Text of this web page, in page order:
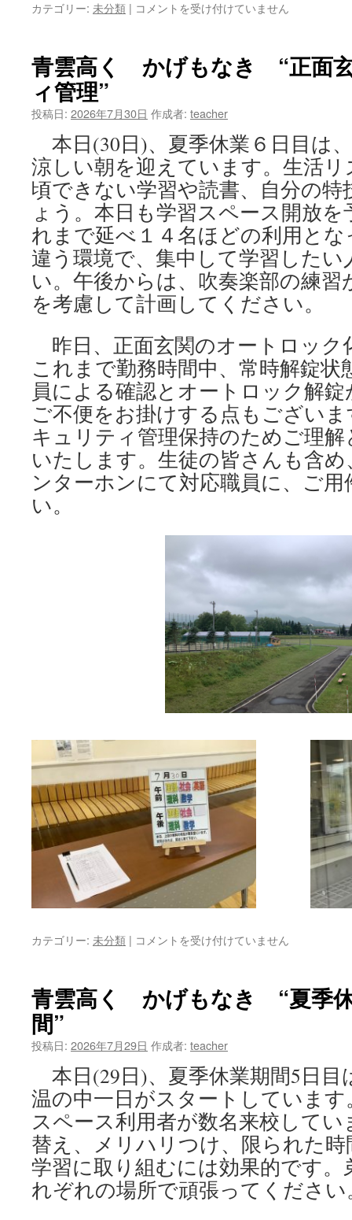
カテゴリー: 未分類 | 弟
子
究
３
年：
海
外
か
ら
の
旅
者
向
け
観
光
案
内
は
コメントを受け付けていません
青雲高く かげもなき “正面
ィ管理”
投稿日: 2026年7月30日 作成者: teacher
本日(30日)、夏季休業６日目は
涼しい朝を迎えています。生活
頃できない学習や読書、自分の
ょう。本日も学習スペース開放
れまで延べ１４名ほどの利用と
違う環境で、集中して学習した
い。午後からは、吹奏楽部の練
を考慮して計画してください。
昨日、正面玄関のオートロック
これまで勤務時間中、常時解錠
員による確認とオートロック解
ご不便をお掛けする点もござい
キュリティ管理保持のためご理
いたします。生徒の皆さんも含
ンターホンにて対応職員に、ご
い。
カテゴリー: 未分類 | 青
く
か
な
き “正
面
玄
関
の
セ
キ
ュ
リ
コメントを受け付けていません
青雲高く かげもなき “夏季
間”
投稿日: 2026年7月29日 作成者: teacher
本日(29日)、夏季休業期間5日
温の中一日がスタートしていま
スペース利用者が数名来校して
替え、メリハリつけ、限られた
学習に取り組むには効果的です
れぞれの場所で頑張ってください